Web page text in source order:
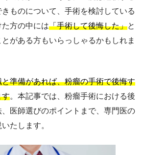
ものについて、手術を検討している
方の中には「手術して後悔した」と
がある方もいらっしゃるかもしれま
準備があれば、粉瘤の手術で後悔す
す。本記事では、粉瘤手術における後
医師選びのポイントまで、専門医の
たします。